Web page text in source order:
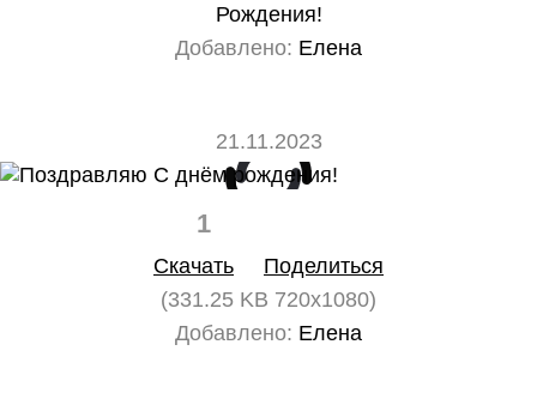
Рождения!
Добавлено: Елена
21.11.2023
1
Скачать
Поделиться
(331.25 KB 720x1080)
Добавлено: Елена